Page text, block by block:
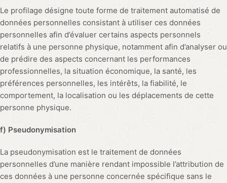
Le profilage désigne toute forme de traitement automatisé de
données personnelles consistant à utiliser ces données
personnelles afin d’évaluer certains aspects personnels
relatifs à une personne physique, notamment afin d’analyser ou
de prédire des aspects concernant les performances
professionnelles, la situation économique, la santé, les
préférences personnelles, les intérêts, la fiabilité, le
comportement, la localisation ou les déplacements de cette
personne physique.
f) Pseudonymisation
La pseudonymisation est le traitement de données
personnelles d’une manière rendant impossible l’attribution de
ces données à une personne concernée spécifique sans le